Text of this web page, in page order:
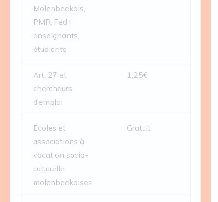
Molenbeekois,
PMR, Fed+,
enseignants,
étudiants
Art. 27 et
chercheurs
d’emploi
1,25€
Écoles et
associations à
vocation socio-
culturelle
molenbeekoises
Gratuit